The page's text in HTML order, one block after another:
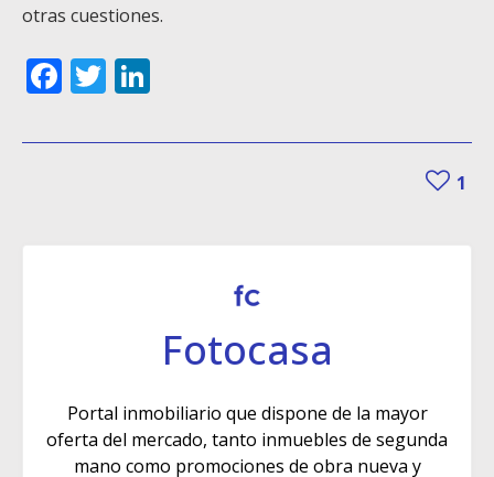
otras cuestiones.
Facebook
Twitter
1
Fotocasa
Portal inmobiliario que dispone de la mayor
oferta del mercado, tanto inmuebles de segunda
mano como promociones de obra nueva y